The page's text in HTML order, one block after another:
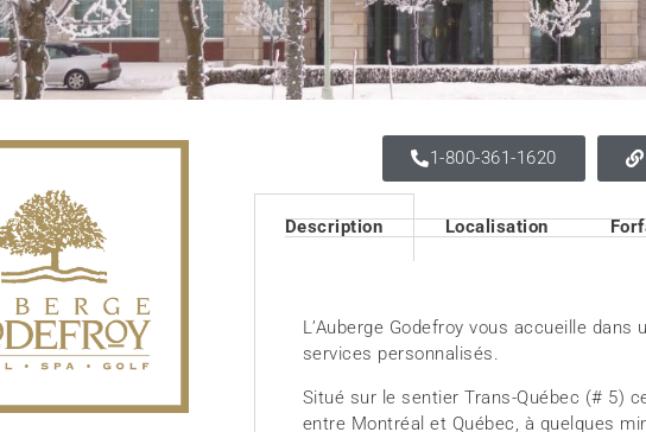
1-800-361-1620
Description Localisation
L’Auberge Godefroy vous accueille
services personnalisés.
Situé sur le sentier Trans-Québec (# 5)
entre Montréal et Québec, à quelques